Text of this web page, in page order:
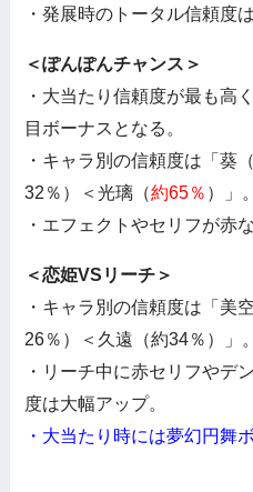
・発展時のトータル信頼度
＜ぽんぽんチャンス＞
・大当たり信頼度が最も高
目ボーナスとなる。
・キャラ別の信頼度は「葵
32％）＜光璃（約65％ ）」。
・エフェクトやセリフが赤
＜恋姫VSリーチ＞
・キャラ別の信頼度は「美
26％）＜久遠（約34％）」。
・リーチ中に赤セリフやデ
度は大幅アップ。
・大当たり時には夢幻円舞